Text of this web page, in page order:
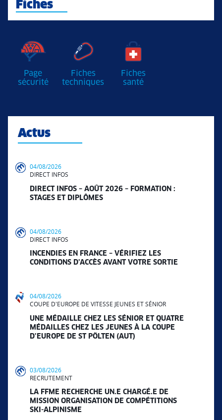
Fiches
Page
sécurité
Fiches
techniques
Fiches
santé
Actus
04/08/2026
DIRECT INFOS
DIRECT INFOS – AOÛT 2026 – FORMATION :
STAGES ET DIPLÔMES
04/08/2026
DIRECT INFOS
INCENDIES EN FRANCE – VÉRIFIEZ LES
CONDITIONS D’ACCÈS AVANT VOTRE SORTIE
04/08/2026
COUPE D'EUROPE DE VITESSE JEUNES ET SÉNIOR
UNE MÉDAILLE CHEZ LES SÉNIOR ET QUATRE
MÉDAILLES CHEZ LES JEUNES À LA COUPE
D’EUROPE DE ST PÖLTEN (AUT)
03/08/2026
RECRUTEMENT
LA FFME RECHERCHE UN.E CHARGÉ.E DE
MISSION ORGANISATION DE COMPÉTITIONS
SKI-ALPINISME